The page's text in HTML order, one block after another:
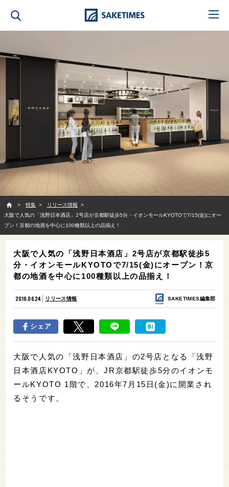
特集
リリース情報
大阪で人気の「浅野日本酒店」2号店が京都駅徒歩5分・イオンモールKYOTOで7/15(金)にオー
プン！京都の地酒を中心に100種類以上の品揃え！
大阪で人気の「浅野日本酒店」2号店が京都駅徒歩5
分・イオンモールKYOTOで7/15(金)にオープン！京
都の地酒を中心に100種類以上の品揃え！
2016.06.24 リリース情報 SAKETIMES編集部
シェア
大阪で人気の「浅野日本酒店」の2号店となる「浅野
日本酒店KYOTO」が、JR京都駅徒歩5分のイオンモ
ールKYOTO 1階で、2016年7月15日(金)に開業され
るそうです。